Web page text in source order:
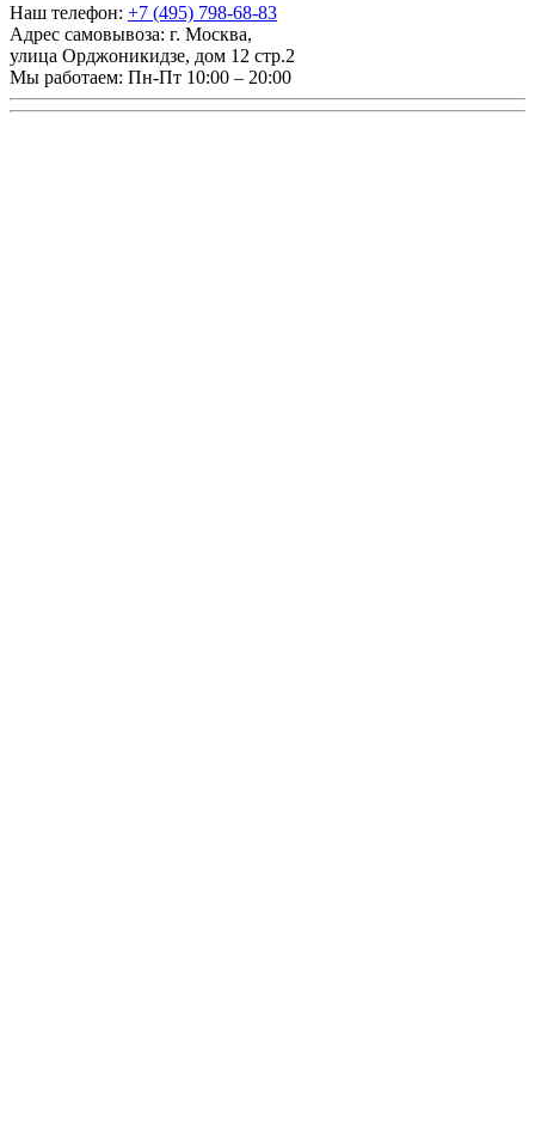
Наш телефон: +7 (495) 798-68-83
Адрес самовывоза: г. Москва,
улица Орджоникидзе, дом 12 стр.2
Мы работаем: Пн-Пт 10:00 – 20:00